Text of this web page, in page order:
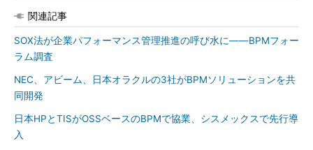
関連記事
SOX法が企業パフォーマンス管理推進の呼び水に――BPMフォー
ラム調査
NEC、アビーム、日本オラクルの3社がBPMソリューションを共
同開発
日本HPとTISがOSSベースのBPMで協業、シスメックスで先行導
入